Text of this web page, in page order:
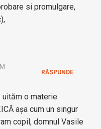
si promulgare,
uităm o materie
așa cum un singur
copil, domnul Vasile
RĂSPUNDE